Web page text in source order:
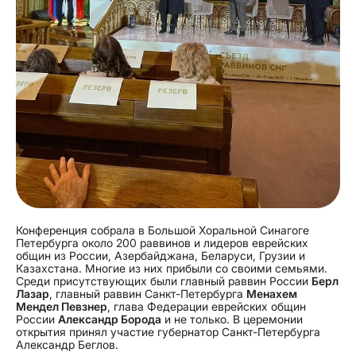
Конференция собрала в Большой Хоральной Синагоге
Петербурга около 200 раввинов и лидеров еврейских
общин из России, Азербайджана, Беларуси, Грузии и
Казахстана. Многие из них прибыли со своими семьями.
Среди присутствующих были главный раввин России Берл
Лазар, главный раввин Санкт-Петербурга Менахем
Мендел Певзнер, глава Федерации еврейских общин
России Александр Борода и не только. В церемонии
открытия принял участие губернатор Санкт-Петербурга
Александр Беглов.